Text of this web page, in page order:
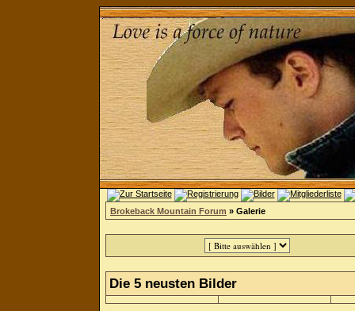
Brokeback Mountain Forum » Galerie
Die 5 neusten Bilder